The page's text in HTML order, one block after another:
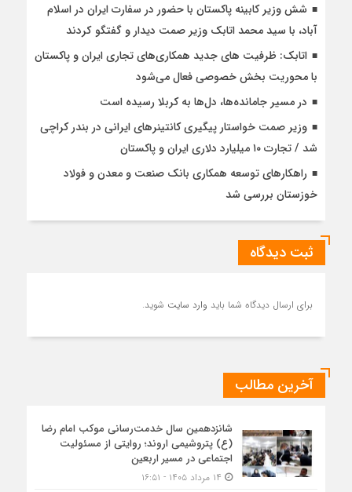
شش وزیر کابینه پاکستان با حضور در سفارت ایران در اسلام
آباد، با سيد محمد اتابك وزير صمت ديدار و گفتگو كردند
اتابک: ظرفیت های جدید همکاری‌های تجاری ایران و پاکستان
با محوریت بخش خصوصی فعال می‌شود
در مسیر جا‌مانده‌ها، دل‌ها به کربلا رسیده است
وزیر صمت خواستار پیگیری کانتینرهای ایرانی در بندر کراچی
شد / تجارت ۱۰ میلیارد دلاری ایران و پاکستان
راهکارهای توسعه همکاری بانک صنعت و معدن و فولاد
خوزستان بررسی شد
ثبت دیدگاه
برای ارسال دیدگاه شما باید وارد سایت شوید.
آخرین مطالب
شانزدهمین سال خدمت‌رسانی موکب امام رضا
(ع) پتروشیمی اروند؛ روایتی از مسئولیت
اجتماعی در مسیر اربعین